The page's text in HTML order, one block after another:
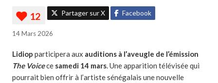
Partager sur X Facebook
14 Mars 2026
Lidiop participera aux auditions à l’aveugle de l’émission
The Voicece samedi 14 mars. Une apparition télévisée qui
pourrait bien offrir à l’artiste sénégalais une nouvelle